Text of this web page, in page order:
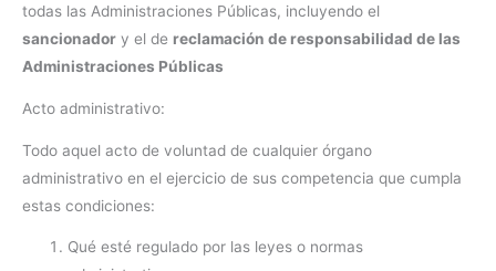
todas las Administraciones Públicas, incluyendo el
sancionador y el de reclamación de responsabilidad de las
Administraciones Públicas
Acto administrativo:
Todo aquel acto de voluntad de cualquier órgano
administrativo en el ejercicio de sus competencia que cumpla
estas condiciones:
Qué esté regulado por las leyes o normas